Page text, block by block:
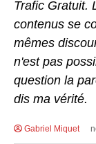
Trafic Gratuit.
contenus se
mêmes
n'est pas
question la
dis ma vérité.
Gabriel Miquet